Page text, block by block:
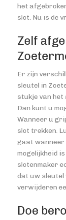
het
slot. Nu is de
Zelf
Er zijn
sleutel in
stukje van het
Dan kunt u
Wanneer u
slot trekken.
gaat wanneer
mogelijkheid
slotenmaker
dat uw sleutel
verwijderen
Doe